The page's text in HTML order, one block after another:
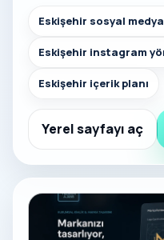
Eskişehir sosyal
Eskişehir instagram
Eskişehir içerik planı
Yerel sayfayı aç